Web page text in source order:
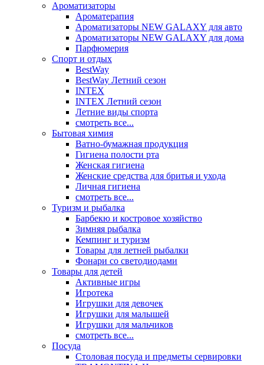
Ароматизаторы
Ароматерапия
Ароматизаторы NEW GALAXY для авто
Ароматизаторы NEW GALAXY для дома
Парфюмерия
Спорт и отдых
BestWay
BestWay Летний сезон
INTEX
INTEX Летний сезон
Летние виды спорта
смотреть все...
Бытовая химия
Ватно-бумажная продукция
Гигиена полости рта
Женская гигиена
Женские средства для бритья и ухода
Личная гигиена
смотреть все...
Туризм и рыбалка
Барбекю и костровое хозяйство
Зимняя рыбалка
Кемпинг и туризм
Товары для летней рыбалки
Фонари со светодиодами
Товары для детей
Активные игры
Игротека
Игрушки для девочек
Игрушки для малышей
Игрушки для мальчиков
смотреть все...
Посуда
Столовая посуда и предметы сервировки